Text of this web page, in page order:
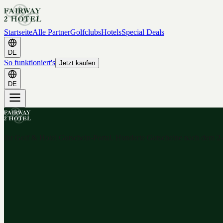
StartseiteAlle PartnerGolfclubsHotelsSpecial Deals
DE
So funktioniert's Jetzt kaufen
DE